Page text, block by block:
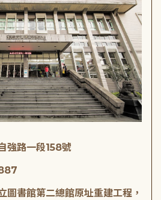
強路一段158號
圖書館第二總館原址重建工程，